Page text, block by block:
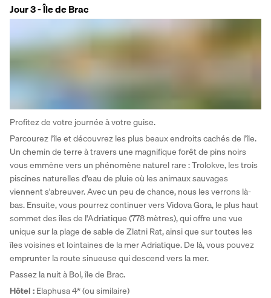
Jour 3 - Île de Brac
Profitez de votre journée à votre guise.
Parcourez l'île et découvrez les plus beaux endroits cachés de l'île.
Un chemin de terre à travers une magnifique forêt de pins noirs
vous emmène vers un phénomène naturel rare : Trolokve, les trois
piscines naturelles d'eau de pluie où les animaux sauvages
viennent s'abreuver. Avec un peu de chance, nous les verrons là-
bas. Ensuite, vous pourrez continuer vers Vidova Gora, le plus haut
sommet des îles de l'Adriatique (778 mètres), qui offre une vue
unique sur la plage de sable de Zlatni Rat, ainsi que sur toutes les
îles voisines et lointaines de la mer Adriatique. De là, vous pouvez
emprunter la route sinueuse qui descend vers la mer.
Passez la nuit à Bol, île de Brac.
Hôtel: Elaphusa 4* (ou similaire)